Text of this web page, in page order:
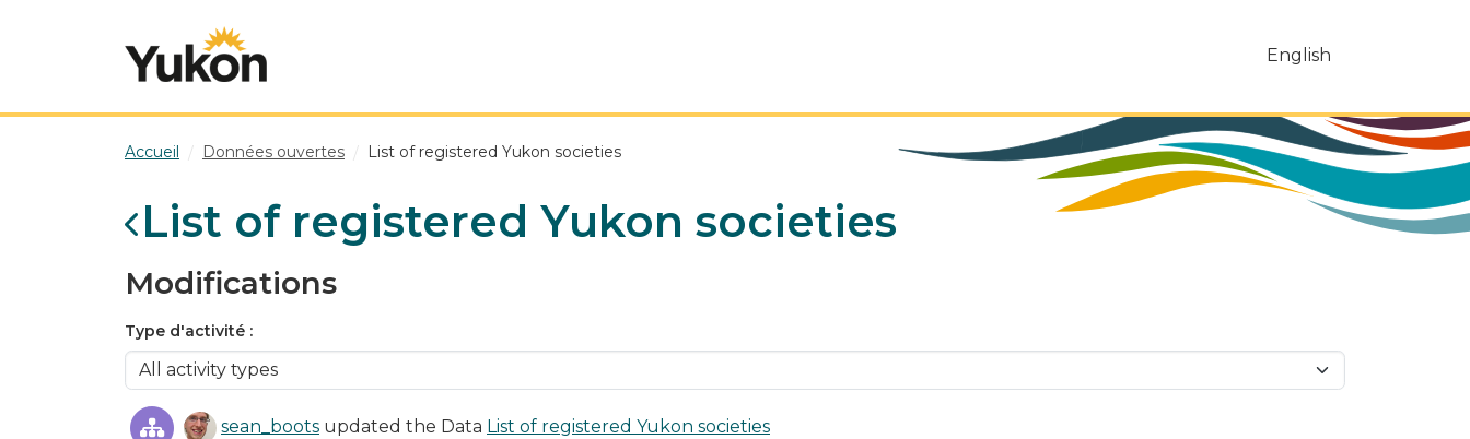
English
Accueil Données ouvertes List of registered Yukon societies
List of registered Yukon societies
Modifications
Type d'activité
sean_boots updated the Data List of registered Yukon societies